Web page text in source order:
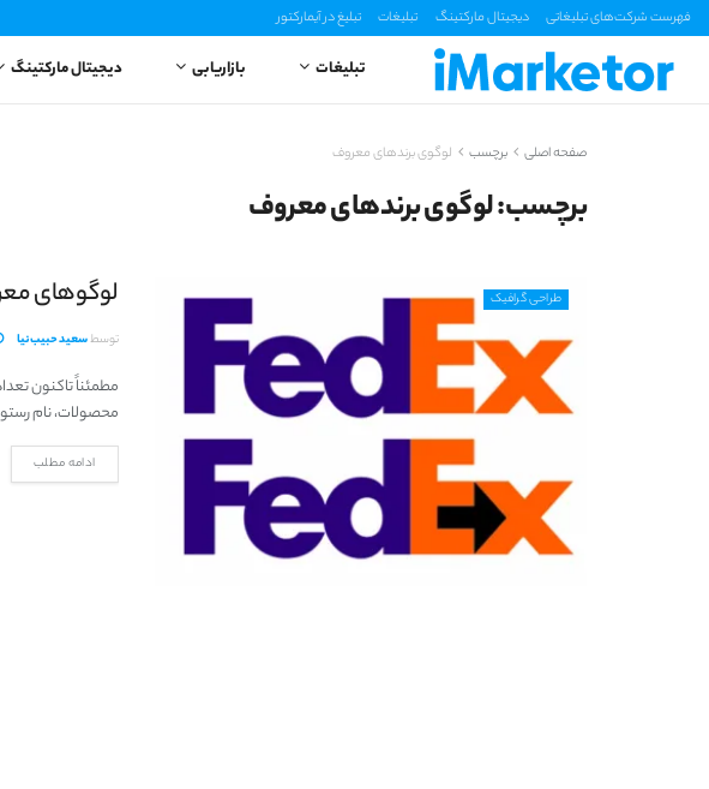
فهرست شرکت‌های تبلیغاتی دیجیتال مارکتینگ تبلیغات تبلیغ در آیمارکتور
تبلیغات بازاریابی دیجیتال مارکتینگ
صفحه اصلی برچسب لوگوی برندهای معروف
برچسب:لوگوی برندهای معروف
طراحی گرافیک لوگوهای
توسطسعید حبیب‌نیا
مطمئناً تاکنون
محصولات، نام
ادامه مطلب